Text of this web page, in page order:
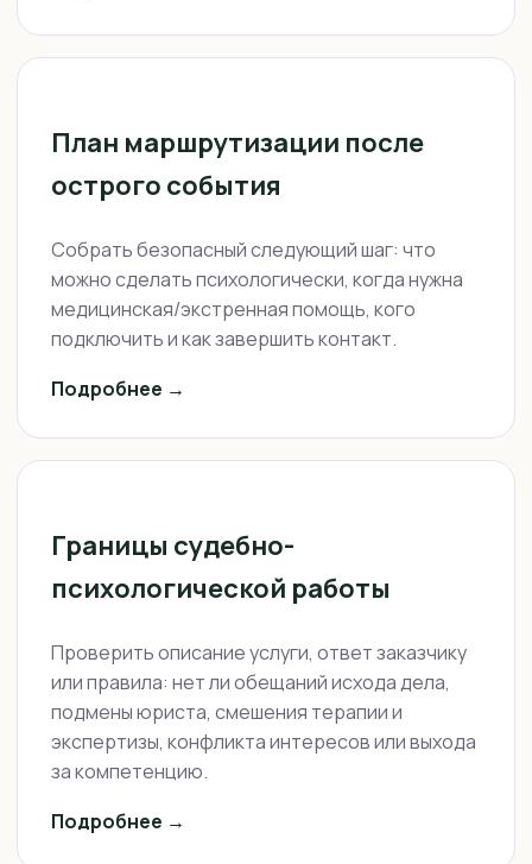
План маршрутизации после
острого события
Собрать безопасный следующий шаг: что
можно сделать психологически, когда нужна
медицинская/экстренная помощь, кого
подключить и как завершить контакт.
Подробнее →
Границы судебно-
психологической работы
Проверить описание услуги, ответ заказчику
или правила: нет ли обещаний исхода дела,
подмены юриста, смешения терапии и
экспертизы, конфликта интересов или выхода
за компетенцию.
Подробнее →